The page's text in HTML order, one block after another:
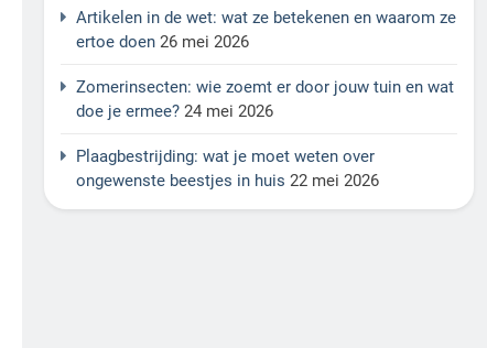
Artikelen in de wet: wat ze betekenen en waarom ze
ertoe doen 26 mei 2026
Zomerinsecten: wie zoemt er door jouw tuin en wat
doe je ermee? 24 mei 2026
Plaagbestrijding: wat je moet weten over
ongewenste beestjes in huis 22 mei 2026